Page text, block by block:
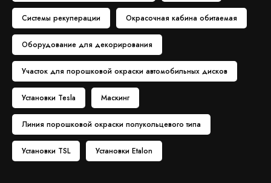
Системы рекуперации Окрасочная кабина обитаемая
Оборудование для декорирования
Участок для порошковой окраски автомобильных дисков
Установки Tesla Маскинг
Линия порошковой окраски полукольцевого типа
Установки TSL Установки Etalon